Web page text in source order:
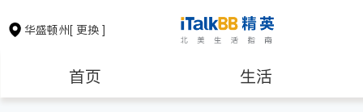
华盛顿州[ 更换 ]
首页 生活